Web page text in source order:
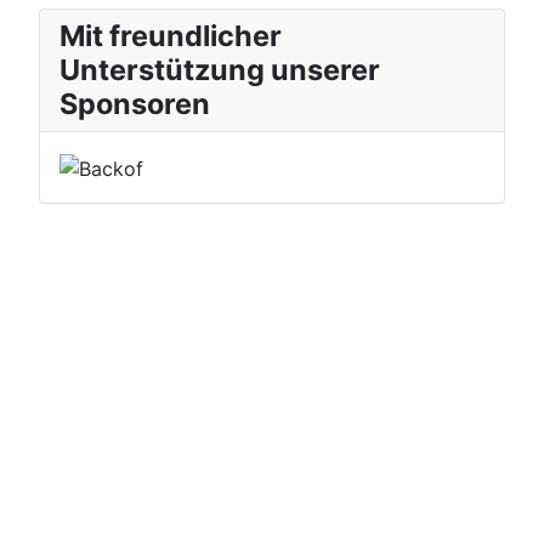
Mit freundlicher
Unterstützung unserer
Sponsoren